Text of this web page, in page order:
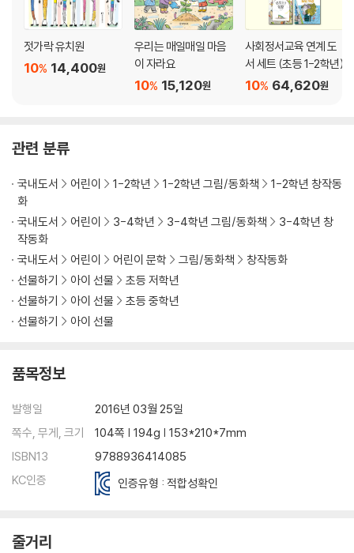
젓가락 유치원
14,400원
10%
우리는 매일매일 마음
이 자라요
15,120원
10%
사회정서교육 연계 도
서 세트 (초등 1-2학년)
64,620원
10%
관련 분류
국내도서 어린이 1-2학년 1-2학년 그림/동화책
1-2학년 창작동
화
국내도서
어린이 3-4학년 3-4학년 그림/동화책
3-4학년 창
작동화
국내도서
어린이 어린이 문학 그림/동화책
창작동화
선물하기
아이 선물
초등 저학년
선물하기
아이 선물
초등 중학년
선물하기
아이 선물
품목정보
발행일
2016년 03월 25일
쪽수, 무게, 크기
104쪽 | 194g | 153*210*7mm
ISBN13
9788936414085
KC인증
인증유형 : 적합성확인
줄거리